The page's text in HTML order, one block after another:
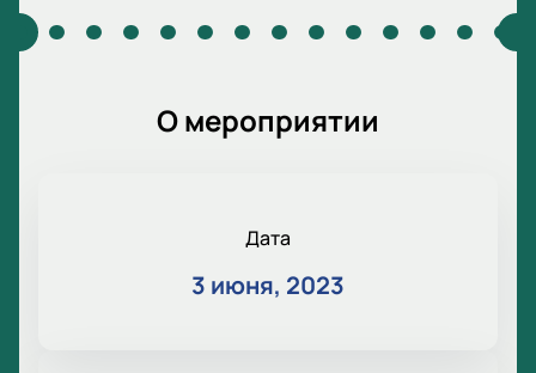
О мероприятии
Дата
3 июня, 2023